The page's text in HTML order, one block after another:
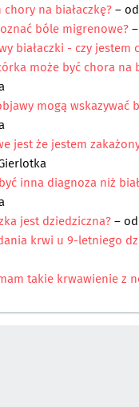
chory na białaczkę?–
bóle migrenowe?
białaczki - czy jestem
może być chora na
mogą wskazywać
jest że jestem
inna diagnoza niż
jest dziedziczna?–
krwi u 9-letniego
takie krwawienie z